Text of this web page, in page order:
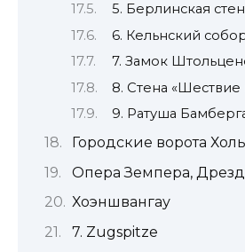
5. Берлинская
6. Кельнский
7. Замок
8. Стена «Шествие
9. Ратуша
Городские ворота
Опера Земпера,
Хоэншвангау
7. Zugspitze